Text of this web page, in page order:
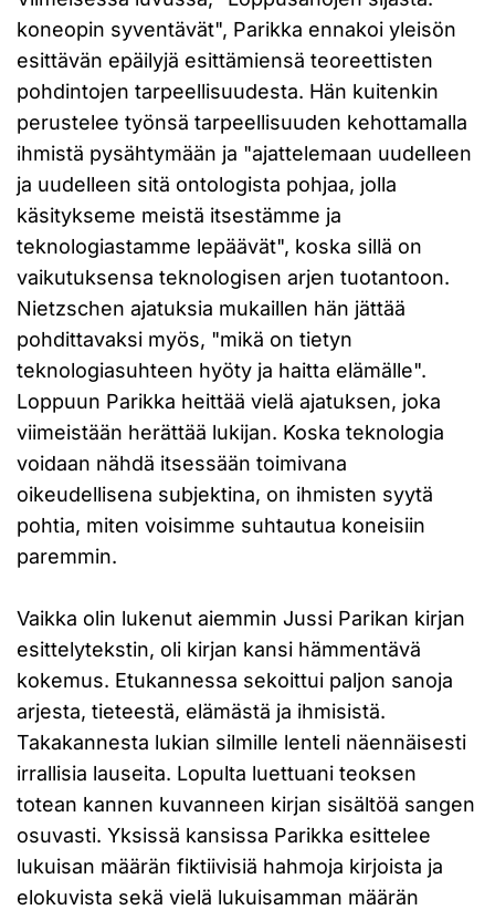
koneopin syventävät", Parikka ennakoi yleisön
esittävän epäilyjä esittämiensä teoreettisten
pohdintojen tarpeellisuudesta. Hän kuitenkin
perustelee työnsä tarpeellisuuden kehottamalla
ihmistä pysähtymään ja "ajattelemaan uudelleen
ja uudelleen sitä ontologista pohjaa, jolla
käsitykseme meistä itsestämme ja
teknologiastamme lepäävät", koska sillä on
vaikutuksensa teknologisen arjen tuotantoon.
Nietzschen ajatuksia mukaillen hän jättää
pohdittavaksi myös, "mikä on tietyn
teknologiasuhteen hyöty ja haitta elämälle".
Loppuun Parikka heittää vielä ajatuksen, joka
viimeistään herättää lukijan. Koska teknologia
voidaan nähdä itsessään toimivana
oikeudellisena subjektina, on ihmisten syytä
pohtia, miten voisimme suhtautua koneisiin
paremmin.
Vaikka olin lukenut aiemmin Jussi Parikan kirjan
esittelytekstin, oli kirjan kansi hämmentävä
kokemus. Etukannessa sekoittui paljon sanoja
arjesta, tieteestä, elämästä ja ihmisistä.
Takakannesta lukian silmille lenteli näennäisesti
irrallisia lauseita. Lopulta luettuani teoksen
totean kannen kuvanneen kirjan sisältöä sangen
osuvasti. Yksissä kansissa Parikka esittelee
lukuisan määrän fiktiivisiä hahmoja kirjoista ja
elokuvista sekä vielä lukuisamman määrän